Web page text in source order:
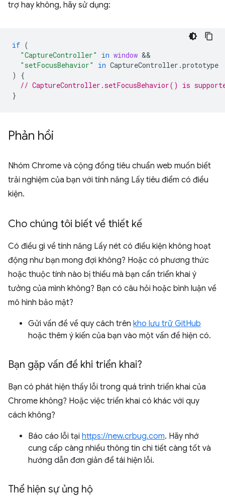
trợ hay không, hãy sử dụng:
if (
"CaptureController"
in window
"setFocusBehavior"
in CaptureController .prototype
)
{
// CaptureController.setFocusBehavior() is
}
Phản hồi
Nhóm Chrome và cộng đồng tiêu chuẩn web muốn biết
trải nghiệm của bạn với tính năng Lấy tiêu điểm có điều
kiện.
Cho chúng tôi biết về thiết kế
Có điều gì về tính năng Lấy nét có điều kiện không hoạt
động như bạn mong đợi không? Hoặc có phương thức
hoặc thuộc tính nào bị thiếu mà bạn cần triển khai ý
tưởng của mình không? Bạn có câu hỏi hoặc bình luận về
mô hình bảo mật?
Gửi vấn đề về quy cách trên kho lưu trữ GitHub
hoặc thêm ý kiến của bạn vào một vấn đề hiện có.
Bạn gặp vấn đề khi triển khai?
Bạn có phát hiện thấy lỗi trong quá trình triển khai của
Chrome không? Hoặc việc triển khai có khác với quy
cách không?
Báo cáo lỗi tại https://new.crbug.com. Hãy nhớ
cung cấp càng nhiều thông tin chi tiết càng tốt và
hướng dẫn đơn giản để tái hiện lỗi.
Thể hiện sự ủng hộ